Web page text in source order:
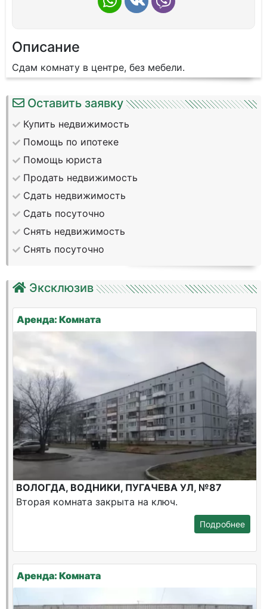
Описание
Сдам комнату в центре, без мебели.
Оставить заявку
Купить недвижимость
Помощь по ипотеке
Помощь юриста
Продать недвижимость
Сдать недвижимость
Сдать посуточно
Снять недвижимость
Снять посуточно
Эксклюзив
Аренда: Комната
ВОЛОГДА, ВОДНИКИ, ПУГАЧЕВА УЛ, №87
Вторая комната закрыта на ключ.
Подробнее
Аренда: Комната